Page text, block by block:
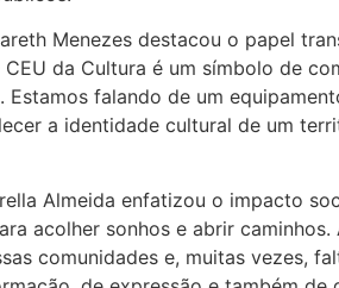
Menezes destacou o papel
CEU da Cultura é um símbolo de
Estamos falando de um
a identidade cultural de um
Almeida enfatizou o impacto
acolher sonhos e abrir
comunidades e, muitas vezes,